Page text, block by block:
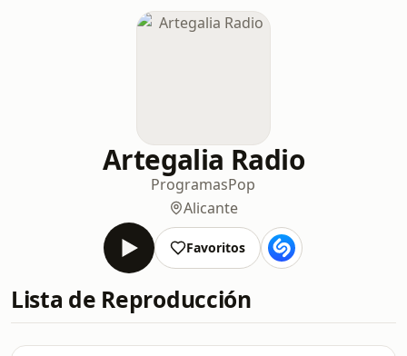
Artegalia Radio
ProgramasPop
Alicante
Favoritos
Lista de Reproducción